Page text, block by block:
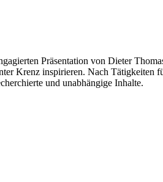
Präsentation von Dieter
Krenz inspirieren. Nach Tätigkeiten
und unabhängige Inhalte.